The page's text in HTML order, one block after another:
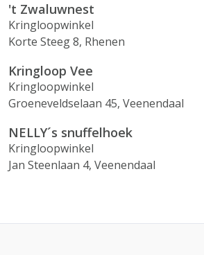
't Zwaluwnest
Kringloopwinkel
Korte Steeg 8, Rhenen
Kringloop Vee
Kringloopwinkel
Groeneveldselaan 45, Veenendaal
NELLY´s snuffelhoek
Kringloopwinkel
Jan Steenlaan 4, Veenendaal